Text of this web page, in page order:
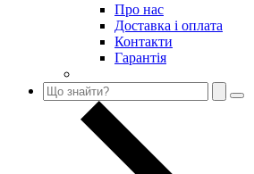
Про нас
Доставка і оплата
Контакти
Гарантія